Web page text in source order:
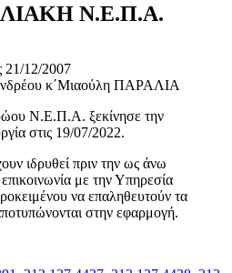
Ν.Ε.Π.Α.
21/12/2007
κ΄Μιαούλη ΠΑΡΑΛΙΑ
Ν.Ε.Π.Α. ξεκίνησε την
στις 19/07/2022.
ιδρυθεί πριν την ως άνω
επικοινωνία με την Υπηρεσία
να επαληθευτούν τα
στην εφαρμογή.